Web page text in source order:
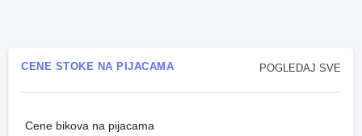
POGLEDAJ SVE
CENE STOKE NA PIJACAMA
Cene bikova na pijacama